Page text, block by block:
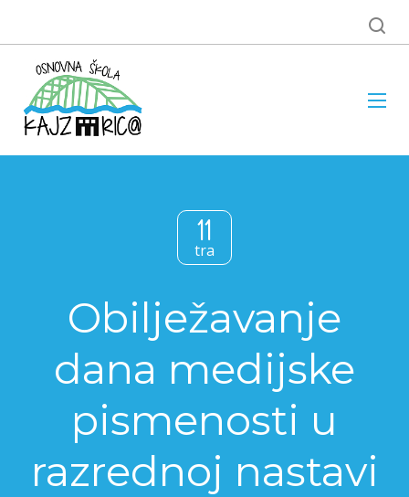
11
tra
Obilježavanje
dana medijske
pismenosti u
razrednoj nastavi